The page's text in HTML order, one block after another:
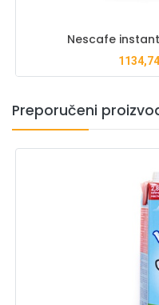
Nescafe
1134,74
Preporučeni